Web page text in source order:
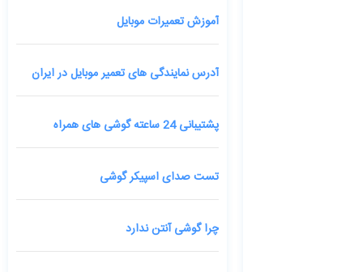
آموزش تعمیرات موبایل
آدرس نمایندگی های تعمیر موبایل در ایران
پشتیبانی 24 ساعته گوشی های همراه
تست صدای اسپیکر گوشی
چرا گوشی آنتن ندارد